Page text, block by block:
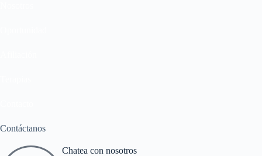
Contáctanos
Chatea con nosotros